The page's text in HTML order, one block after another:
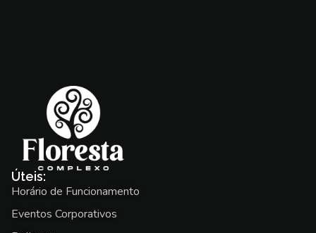
Úteis:
Horário de Funcionamento
Eventos Corporativos